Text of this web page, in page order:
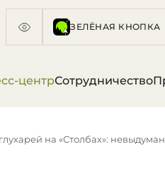
ЗЕЛЁНАЯ КНОПКА
центрСотрудничество
на «Столбах»: